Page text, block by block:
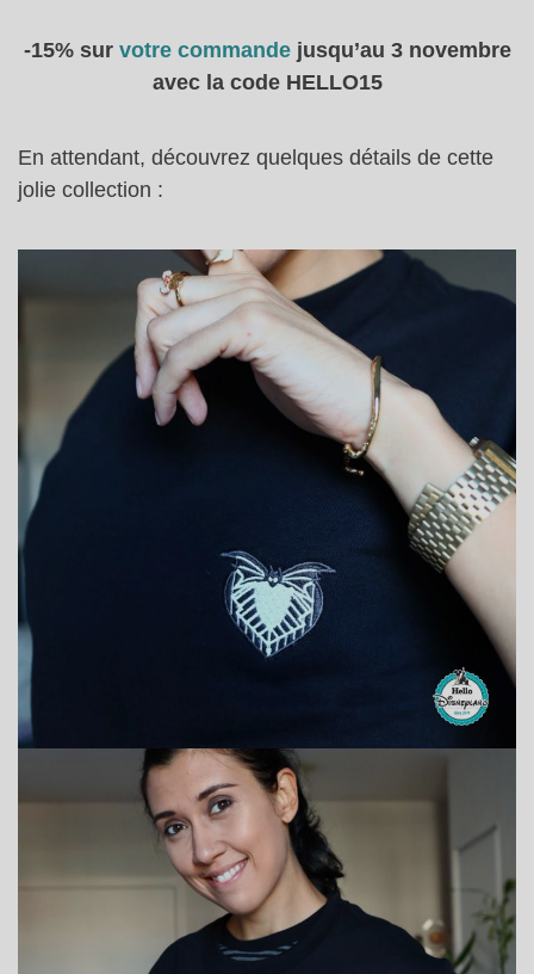
-15% sur votre commandejusqu’au 3 novembre
avec la code HELLO15
En attendant, découvrez quelques détails de cette
jolie collection :